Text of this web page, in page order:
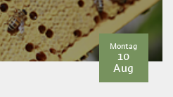
Montag
10
Aug